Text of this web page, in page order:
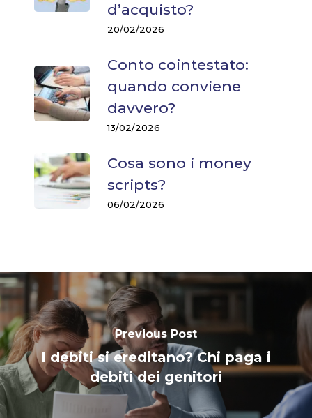
d’acquisto?
20/02/2026
Conto cointestato:
quando conviene
davvero?
13/02/2026
Cosa sono i money
scripts?
06/02/2026
Previous Post
I debiti si ereditano? Chi paga i
debiti dei genitori